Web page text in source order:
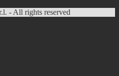
- All rights reserved